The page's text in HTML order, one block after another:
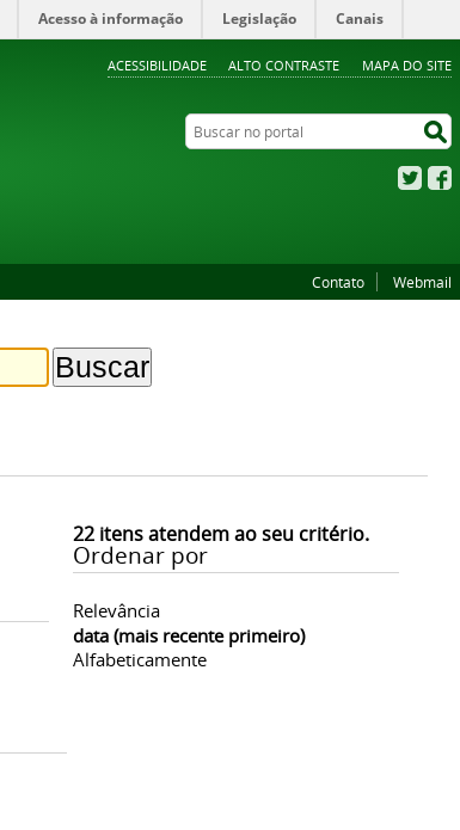
ACESSIBILIDADE ALTO CONTRASTE MAPA DO SITE
Acesso à informação Legislação Canais
Buscar no portal
Twitter
Contato Webmail
22itens atendem ao seu critério.
Ordenar por
Relevância
data (mais recente primeiro)
Alfabeticamente